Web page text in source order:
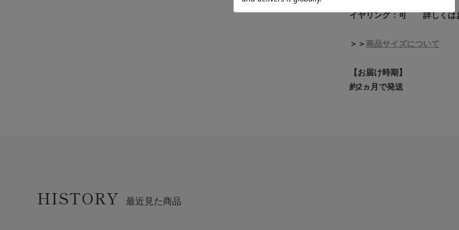
イヤリング：可 詳しくはお
＞＞商品サイズについて
【お届け時期】
約2ヵ月で発送
HISTORY